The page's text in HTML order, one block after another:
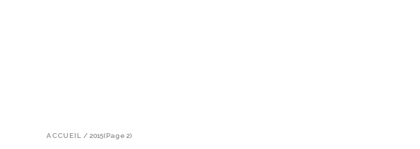
ACCUEIL / 2015(Page 2)